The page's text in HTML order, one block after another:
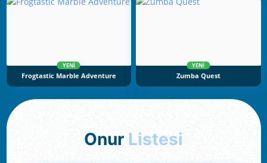
YENI
Frogtastic Marble Adventure
YENI
Zumba Quest
Onur Listesi